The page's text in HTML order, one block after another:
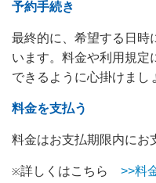
予約手続き
最終的に、希望する日時
います。料金や利用規定
できるように心掛けまし
料金を支払う
料金はお支払期限内にお
※詳しくはこちら >>料